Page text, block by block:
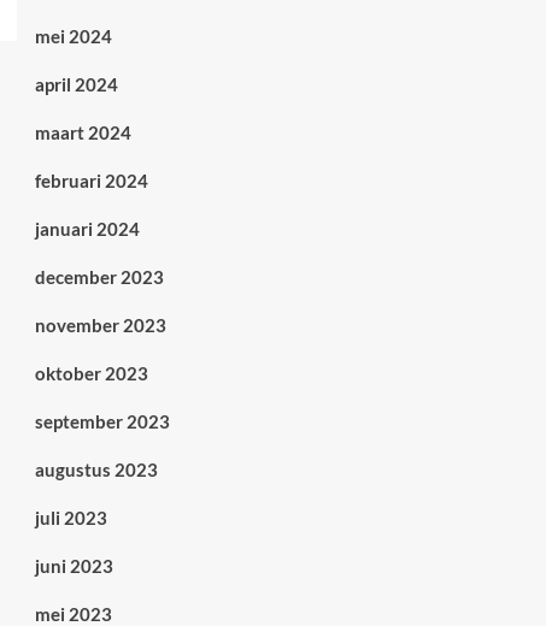
mei 2024
april 2024
maart 2024
februari 2024
januari 2024
december 2023
november 2023
oktober 2023
september 2023
augustus 2023
juli 2023
juni 2023
mei 2023